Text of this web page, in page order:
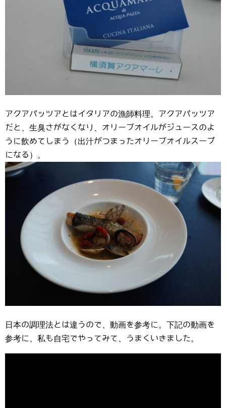
アクアパッツアとはイタリアの漁師料理。アクアパッツア
だと、生臭さがなくなり、オリーブオイルがジュースのよ
うに飲めてしまう（出汁がつまったオリーブオイルスープ
になる）。
日本の調理法とは違うので、動画を参考に。下記の動画を
参考に、私も自宅でやってみて、うまくいきました。